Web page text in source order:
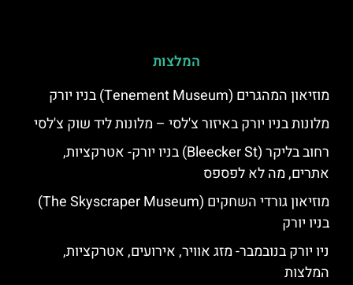
המלצות
מוזיאון המהגרים (Tenement Museum) בניו יורק
מלונות בניו יורק באיזור צ'לסי – מלונות ליד שוק צ'לסי
רחוב בליקר (Bleecker St) בניו יורק- אטרקציות,
אתרים, מה לא לפספס
מוזיאון גורדי השחקים (The Skyscraper Museum)
בניו יורק
ניו יורק בנובמבר- מזג אוויר, אירועים, אטרקציות,
המלצות